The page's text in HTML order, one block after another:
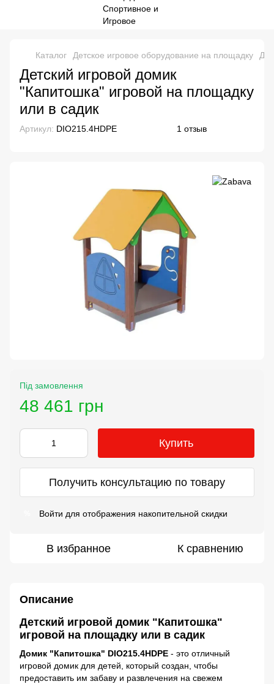
Каталог Детское игровое оборудование на площадку
Детский игровой домик
"Капитошка" игровой на площадку
или в садик
Артикул: DIO215.4HDPE 1 отзыв
Під замовлення
48 461 грн
Купить
Получить консультацию по товару
Войти для отображения накопительной скидки
В избранное К сравнению
Описание
Детский игровой домик "Капитошка"
игровой на площадку или в садик
Домик "Капитошка" DIO215.4HDPE - это отличный
игровой домик для детей, который создан, чтобы
предоставить им забаву и развлечения на свежем